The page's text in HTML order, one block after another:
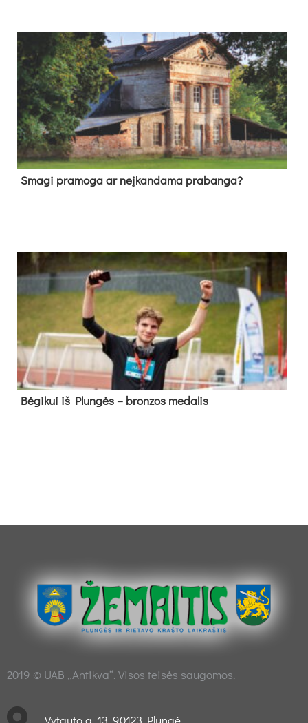
Sma­gi pra­mo­ga ar neį­kan­da­ma pra­ban­ga?
Bė­gi­kui iš Plun­gės – bron­zos me­da­lis
2019 © UAB „Antikva“. Visos teisės saugomos.